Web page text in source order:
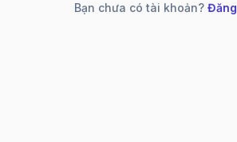
Bạn chưa có tài khoản?